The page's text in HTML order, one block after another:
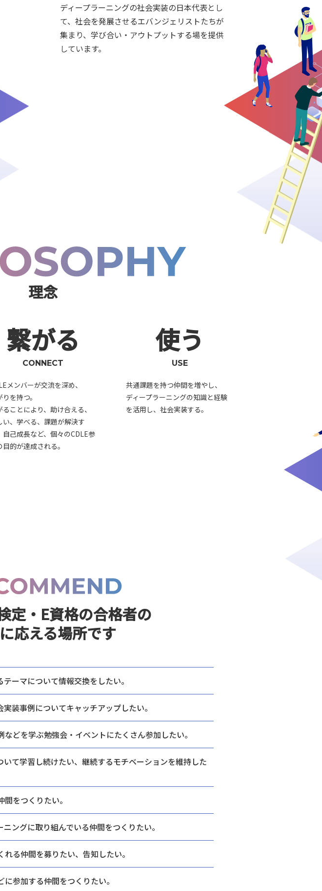
ディープラーニングの社会実装の日本代表とし
て、社会を発展させるエバンジェリストたちが
集まり、学び合い・アウトプットする場を提供
しています。
理念
繋がる
CONNECT
メンバーが交流を深め、
を持つ。
ることにより、助け合える、
い、学べる、課題が解決す
自己成長など、個々のCDLE参
目的が達成される。
使う
USE
共通課題を持つ仲間を増やし、
ディープラーニングの知識と経験
を活用し、社会実装する。
定・E資格の合格者の
応える場所です
テーマについて情報交換をしたい。
実装事例についてキャッチアップしたい。
などを学ぶ勉強会・ イベントにたくさん参加したい。
て学習し続けたい、 継続するモチベーションを維持した
をつくりたい。
ニングに取り組んでいる仲間をつくりたい。
れる仲間を募りたい、告知したい。
に参加する仲間をつくりたい。